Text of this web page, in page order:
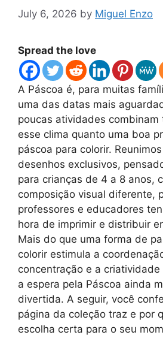
July 6, 2026 by Miguel Enzo
Spread the love
A Páscoa é, para muitas
uma das datas mais
poucas atividades combinam
esse clima quanto uma boa
páscoa para colorir.
desenhos exclusivos,
para crianças de 4 a 8 anos,
composição visual diferente,
professores e educadores
hora de imprimir e distribuir
Mais do que uma forma de
colorir estimula a
concentração e a
a espera pela Páscoa ainda
divertida. A seguir, você
página da coleção traz e por
escolha certa para o seu